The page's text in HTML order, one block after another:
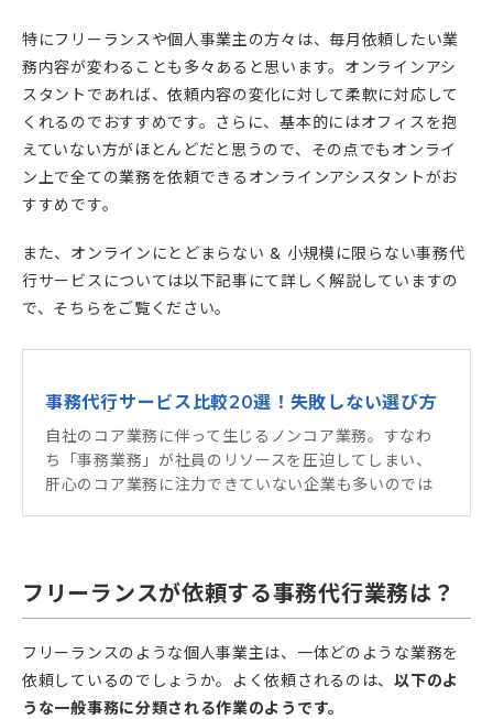
特にフリーランスや個人事業主の方々は、毎月依頼したい業
務内容が変わることも多々あると思います。オンラインアシ
スタントであれば、依頼内容の変化に対して柔軟に対応して
くれるのでおすすめです。さらに、基本的にはオフィスを抱
えていない方がほとんどだと思うので、その点でもオンライ
ン上で全ての業務を依頼できるオンラインアシスタントがお
すすめです。
また、オンラインにとどまらない & 小規模に限らない事務代
行サービスについては以下記事にて詳しく解説していますの
で、そちらをご覧ください。
事務代行サービス比較20選！失敗しない選び方
自社のコア業務に伴って生じるノンコア業務。すなわ
ち「事務業務」が社員のリソースを圧迫してしまい、
肝心のコア業務に注力できていない企業も多いのでは
社...
フリーランスが依頼する事務代行業務は？
フリーランスのような個人事業主は、一体どのような業務を
依頼しているのでしょうか。よく依頼されるのは、以下のよ
うな一般事務に分類される作業のようです。